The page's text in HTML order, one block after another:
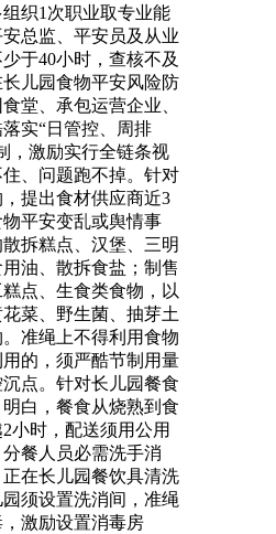
织1次职业取专业能
总监、平安员及从业
于40小时，查核不及
儿园食物平安风险防
堂、承包运营企业、
实“日管控、周排
，激励实行全链条视
、问题跑不掉。针对
提出食材供应商近3
平安变乱或舆情事
拆糕点、汉堡、三明
油、散拆食盐；制售
点、生食类食物，以
菜、野生菌、抽芽土
准绳上不得利用食物
的，须严酷节制用量
点。针对长儿园餐食
白，餐食从烧熟到食
小时，配送须用公用
餐人员必需洗手消
在长儿园餐饮具清洗
须设置洗消间，准绳
，激励设置消毒房